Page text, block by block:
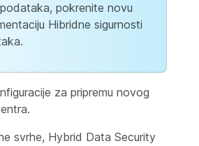
pokrenite novu
Hibridne sigurnosti
za pripremu novog
svrhe, Hybrid Data Security